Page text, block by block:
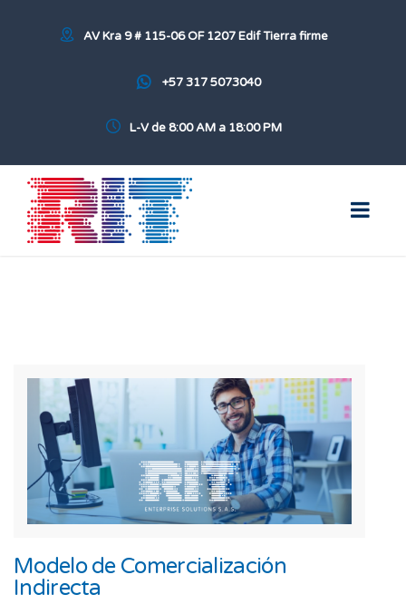
AV Kra 9 # 115-06 OF 1207 Edif Tierra firme
+57 317 5073040
L-V de 8:00 AM a 18:00 PM
Modelo de Comercialización
Indirecta